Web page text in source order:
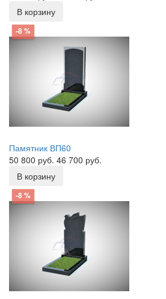
В корзину
-8 %
Памятник ВП60
50 800 руб. 46 700 руб.
В корзину
-8 %